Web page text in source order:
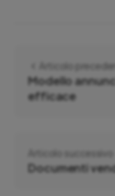
Articolo
Modello
efficace
Articolo successivo
Documenti